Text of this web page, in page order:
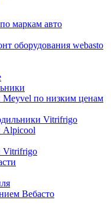
маркам авто
оборудования webasto
Meyvel по низким ценам
Vitrifrigo
Alpicool
Vitrifrigo
Вебасто